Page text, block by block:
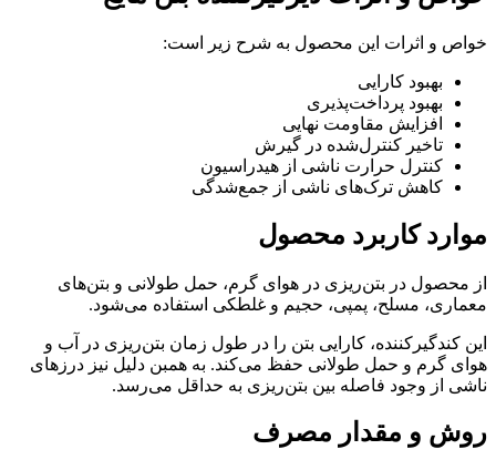
خواص و اثرات این محصول به شرح زیر است:
بهبود کارایی
بهبود پرداخت‌پذیری
افزایش مقاومت نهایی
تاخیر کنترل‌شده در گیرش
کنترل حرارت ناشی از هیدراسیون
کاهش ترک‌های ناشی از جمع‌شدگی
موارد کاربرد محصول
از محصول در بتن‌ریزی در هوای گرم، حمل طولانی و بتن‌های
معماری، مسلح، پمپی، حجیم و غلطکی استفاده می‌شود.
این کندگیرکننده، کارایی بتن را در طول زمان بتن‌ریزی در آب و
هوای گرم و حمل طولانی حفظ می‌کند. به همبن دلیل نیز درزهای
ناشی از وجود فاصله بین بتن‌ریزی به حداقل می‌رسد.
روش و مقدار مصرف